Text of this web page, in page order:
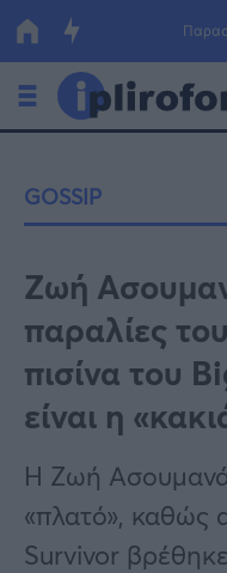
Οικονομία
Πολιτική
Τράπεζες
Επιδοτήσεις
Κόσμος
Lifestyle
Αθλητικά
Υγεία
GOSSIP
Ζωή
παραλίες
πισίνα του
είναι η
H Zωή
«πλατό», καθώς
Survivor